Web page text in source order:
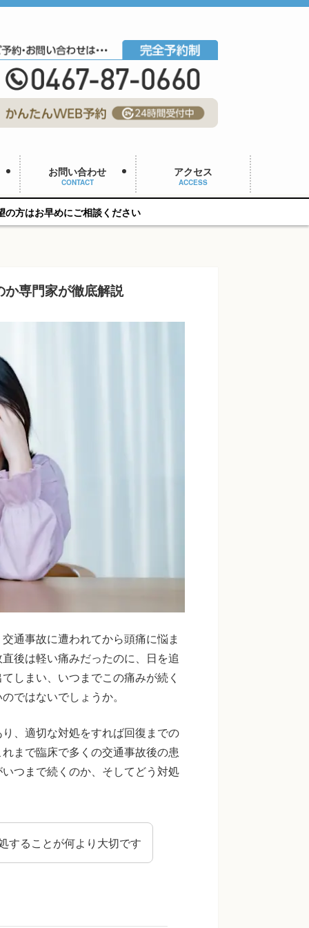
お問い合わせ
CONTACT
アクセス
ACCESS
相談ください
専門家が徹底解説
通事故に遭われてから頭痛に悩ま
後は軽い痛みだったのに、日を追
しまい、いつまでこの痛みが続く
ではないでしょうか。
、適切な対処をすれば回復までの
まで臨床で多くの交通事故後の患
つまで続くのか、そしてどう対処
することが何より大切です